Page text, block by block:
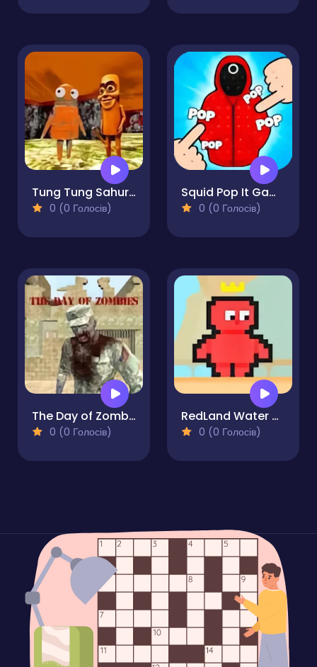
Tung Tung Sahur Chase R.E.P.O
0 (0 Голосів)
Squid Pop It Game
0 (0 Голосів)
The Day of Zombies
0 (0 Голосів)
RedLand Water Cut Off
0 (0 Голосів)